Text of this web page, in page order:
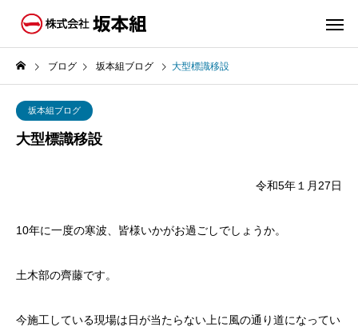
ブログ 坂本組ブログ 大型標識移設
坂本組ブログ
大型標識移設
令和5年１月27日
10年に一度の寒波、皆様いかがお過ごしでしょうか。
土木部の齊藤です。
今施工している現場は日が当たらない上に風の通り道になってい